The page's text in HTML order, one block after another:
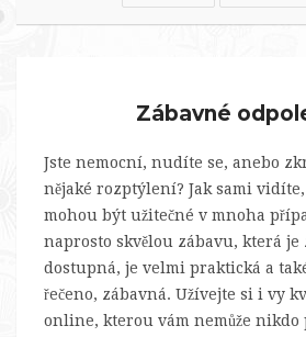
Zábavné
Jste nemocní, nudíte se, anebo
nějaké rozptýlení? Jak sami
mohou být užitečné v mnoha
naprosto skvělou zábavu, která je
dostupná, je velmi praktická a
řečeno, zábavná. Užívejte si i vy
online, kterou vám nemůže